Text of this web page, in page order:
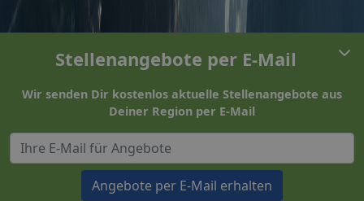
Stellenangebote per E-Mail
Wir senden Dir kostenlos aktuelle Stellenangebote aus
Deiner Region per E-Mail
Angebote per E-Mail erhalten